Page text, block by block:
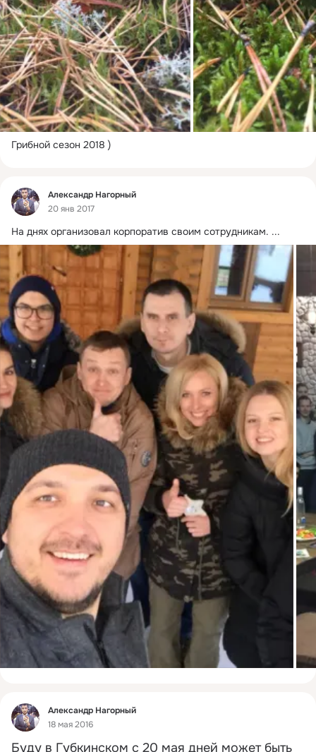
Грибной сезон 2018 )
Фид
Александр Нагорный
20 янв 2017
На днях организовал корпоратив своим сотрудникам. ...
Фид
Александр Нагорный
18 мая 2016
Буду в Губкинском с 20 мая дней может быть